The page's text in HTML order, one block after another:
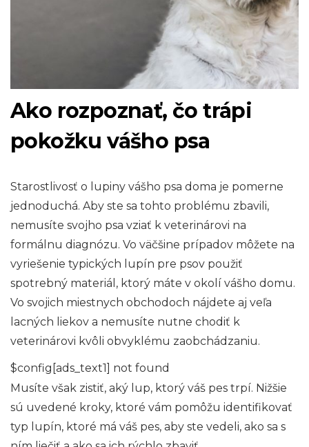
Ako rozpoznať, čo trápi
pokožku vášho psa
Starostlivosť o lupiny vášho psa doma je pomerne
jednoduchá. Aby ste sa tohto problému zbavili,
nemusíte svojho psa vziať k veterinárovi na
formálnu diagnózu. Vo väčšine prípadov môžete na
vyriešenie typických lupín pre psov použiť
spotrebný materiál, ktorý máte v okolí vášho domu.
Vo svojich miestnych obchodoch nájdete aj veľa
lacných liekov a nemusíte nutne chodiť k
veterinárovi kvôli obvyklému zaobchádzaniu.
$config[ads_text1] not found
Musíte však zistiť, aký lup, ktorý váš pes trpí. Nižšie
sú uvedené kroky, ktoré vám pomôžu identifikovať
typ lupín, ktoré má váš pes, aby ste vedeli, ako sa s